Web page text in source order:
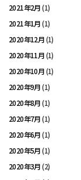
2021年2月(1)
2021年1月(1)
2020年12月(1)
2020年11月(1)
2020年10月(1)
2020年9月(1)
2020年8月(1)
2020年7月(1)
2020年6月(1)
2020年5月(1)
2020年3月(2)